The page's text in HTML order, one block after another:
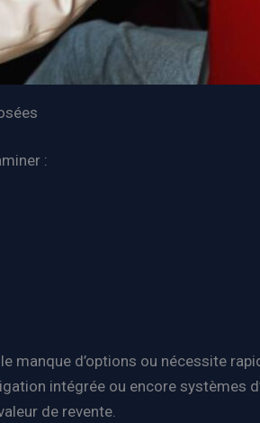
:
manque d’options ou nécessite
intégrée ou encore systèmes
de revente.